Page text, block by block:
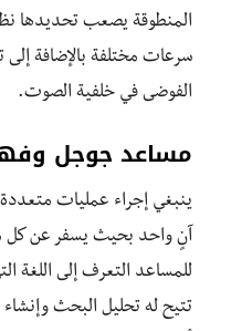
المنطوقة يصعب تحديدها
سرعات مختلفة بالإضافة
الفوضى في خلفية الصوت.
مساعد جوجل
ينبغي إجراء عمليات
آنٍ واحد بحيث يسفر عن كل
للمساعد التعرف إلى اللغة
تتيح له تحليل البحث